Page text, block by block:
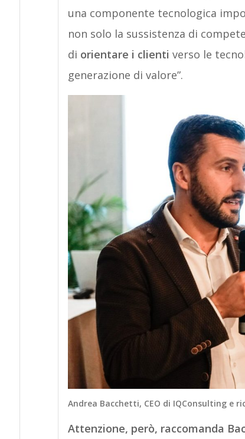
una componente tecnologica
non solo la sussistenza di
di orientare i clienti verso le
generazione di valore”.
Andrea Bacchetti, CEO di IQConsulting e
Attenzione, però, raccomanda